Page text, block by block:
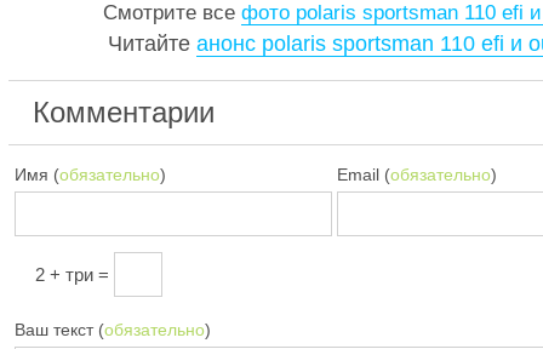
Смотрите все фото polaris sportsman 110 efi
Читайте анонс polaris sportsman 110 efi и
Комментарии
Имя (обязательно) Email (обязательно)
2 + три =
Ваш текст (обязательно)